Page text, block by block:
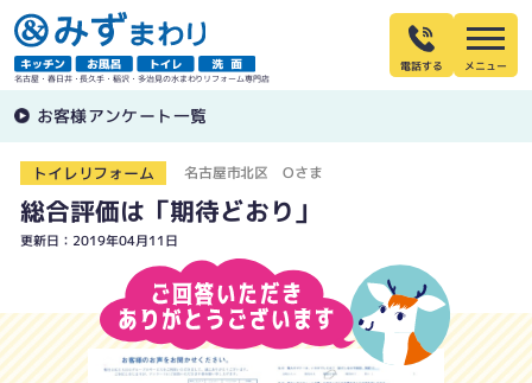
名古屋・春日井・長久手・稲沢・多治見の水まわりリフォーム専門店
電話する
お客様アンケート一覧
トイレリフォーム 名古屋市北区 Oさま
総合評価は「期待どおり」
更新日：2019年04月11日